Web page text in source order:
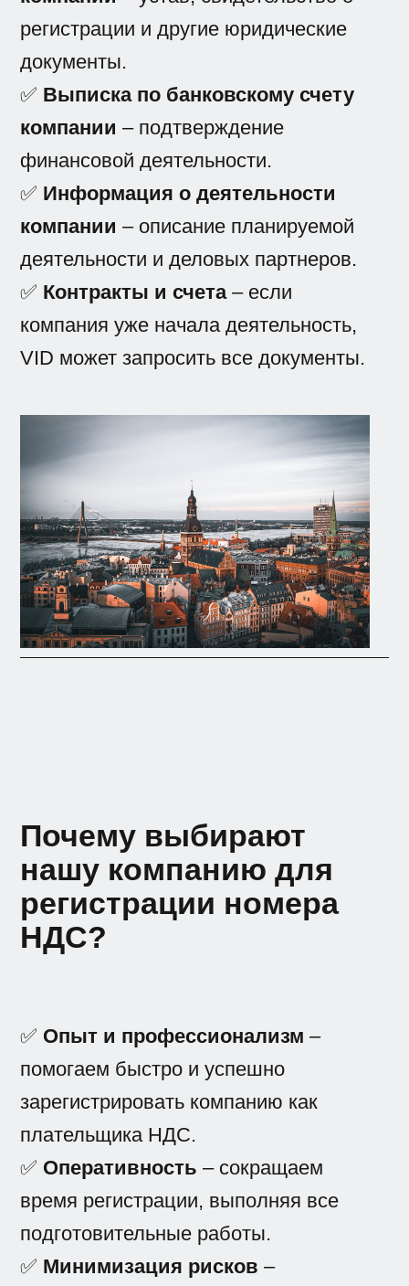
регистрации и другие юридические
документы.
✅ Выписка по банковскому счету
компании – подтверждение
финансовой деятельности.
✅ Информация о деятельности
компании – описание планируемой
деятельности и деловых партнеров.
✅ Контракты и счета– если
компания уже начала деятельность,
VID может запросить все документы.
Почему выбирают
нашу компанию для
регистрации номера
НДС?
✅ Опыт и профессионализм –
помогаем быстро и успешно
зарегистрировать компанию как
плательщика НДС.
✅ Оперативность – сокращаем
время регистрации, выполняя все
подготовительные работы.
✅ Минимизация рисков –